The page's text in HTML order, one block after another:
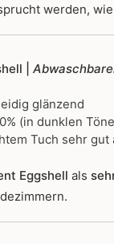
werden,
|
glänzend
(in dunklen
Tuch sehr
Eggshell als